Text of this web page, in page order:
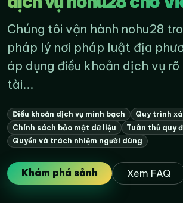
Chúng tôi vận hành nohu28
pháp lý nơi pháp luật địa
áp dụng điều khoản dịch vụ rõ
tài...
Điều khoản dịch vụ minh bạch
Quy trình
Chính sách bảo mật dữ liệu
Tuân thủ quy
Quyền và trách nhiệm người dùng
Khám phá sảnh Xem FAQ